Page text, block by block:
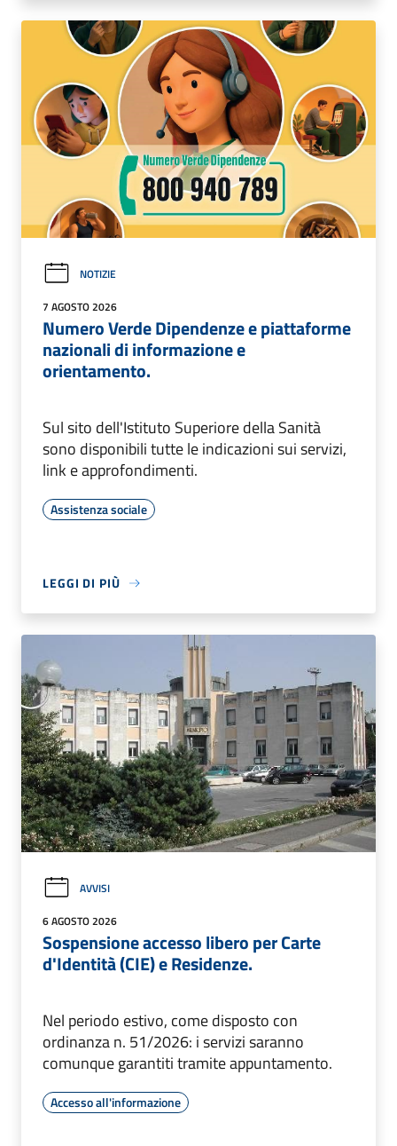
NOTIZIE
7 AGOSTO 2026
Numero Verde Dipendenze e piattaforme
nazionali di informazione e
orientamento.
Sul sito dell'Istituto Superiore della Sanità
sono disponibili tutte le indicazioni sui servizi,
link e approfondimenti.
Assistenza sociale
LEGGI DI PIÙ
AVVISI
6 AGOSTO 2026
Sospensione accesso libero per Carte
d'Identità (CIE) e Residenze.
Nel periodo estivo, come disposto con
ordinanza n. 51/2026: i servizi saranno
comunque garantiti tramite appuntamento.
Accesso all'informazione